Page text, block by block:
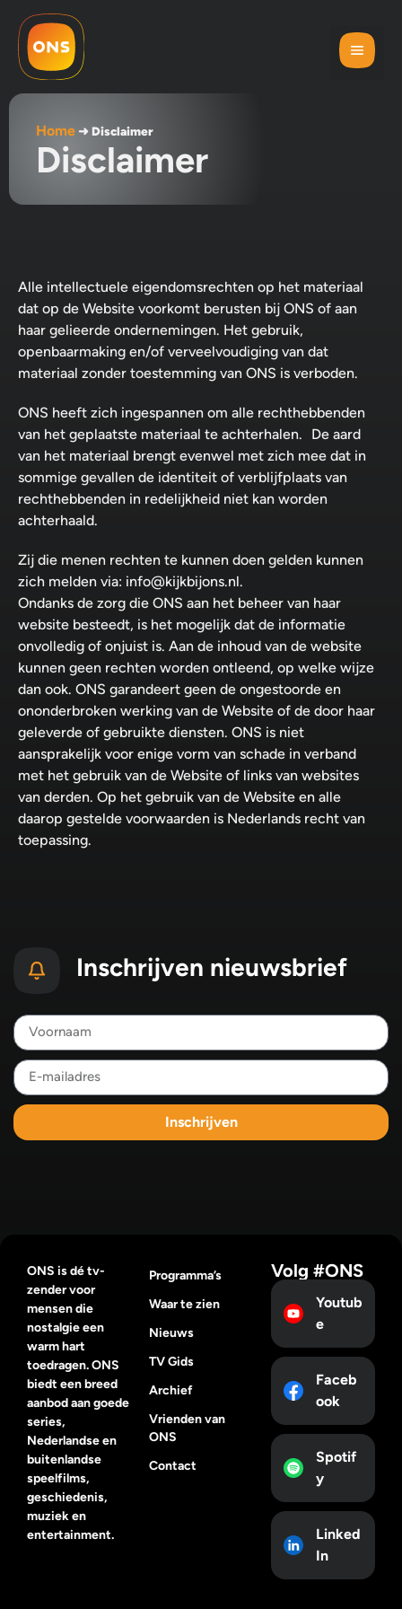
Home ➜Disclaimer
Disclaimer
Alle intellectuele eigendomsrechten op het materiaal
dat op de Website voorkomt berusten bij ONS of aan
haar gelieerde ondernemingen. Het gebruik,
openbaarmaking en/of verveelvoudiging van dat
materiaal zonder toestemming van ONS is verboden.
ONS heeft zich ingespannen om alle rechthebbenden
van het geplaatste materiaal te achterhalen. De aard
van het materiaal brengt evenwel met zich mee dat in
sommige gevallen de identiteit of verblijfplaats van
rechthebbenden in redelijkheid niet kan worden
achterhaald.
Zij die menen rechten te kunnen doen gelden kunnen
zich melden via: info@kijkbijons.nl.
Ondanks de zorg die ONS aan het beheer van haar
website besteedt, is het mogelijk dat de informatie
onvolledig of onjuist is. Aan de inhoud van de website
kunnen geen rechten worden ontleend, op welke wijze
dan ook. ONS garandeert geen de ongestoorde en
ononderbroken werking van de Website of de door haar
geleverde of gebruikte diensten. ONS is niet
aansprakelijk voor enige vorm van schade in verband
met het gebruik van de Website of links van websites
van derden. Op het gebruik van de Website en alle
daarop gestelde voorwaarden is Nederlands recht van
toepassing.
Inschrijven nieuwsbrief
Inschrijven
ONS is dé tv-
zender voor
mensen die
nostalgie een
warm hart
toedragen. ONS
biedt een breed
aanbod aan goede
series,
Nederlandse en
buitenlandse
speelfilms,
geschiedenis,
muziek en
entertainment.
Programma’s
Waar te zien
Nieuws
TV Gids
Archief
Vrienden van
ONS
Contact
Volg #ONS
Youtub
e
Faceb
ook
Spotif
y
Linked
In